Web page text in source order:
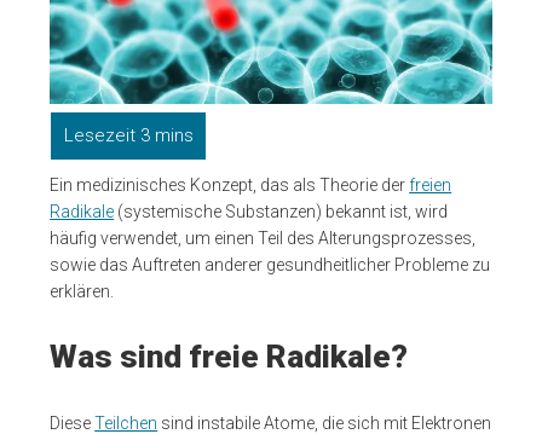
Ein medizinisches Konzept, das als Theorie derfreien
Radikale (systemische Substanzen) bekannt ist, wird
häufig verwendet, um einen Teil des Alterungsprozesses,
sowie das Auftreten anderer gesundheitlicher Probleme zu
erklären.
Was sind freie Radikale?
DieseTeilchen sind instabile Atome, die sich mit Elektronen